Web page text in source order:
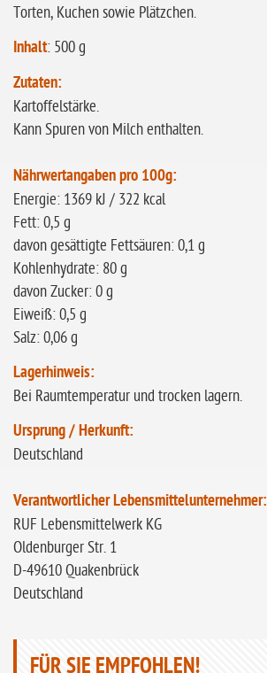
Torten, Kuchen sowie Plätzchen.
Inhalt: 500 g
Zutaten:
Kartoffelstärke.
Kann Spuren von Milch enthalten.
Nährwertangaben pro 100g:
Energie: 1369 kJ / 322 kcal
Fett: 0,5 g
davon gesättigte Fettsäuren: 0,1 g
Kohlenhydrate: 80 g
davon Zucker: 0 g
Eiweiß: 0,5 g
Salz: 0,06 g
Lagerhinweis:
Bei Raumtemperatur und trocken lagern.
Ursprung / Herkunft:
Deutschland
Verantwortlicher Lebensmittelunternehmer:
RUF Lebensmittelwerk KG
Oldenburger Str. 1
D-49610 Quakenbrück
Deutschland